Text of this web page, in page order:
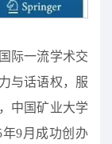
际一流学术交
与话语权，服
中国矿业大学
9月成功创办